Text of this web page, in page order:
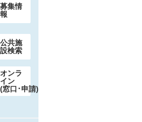
募集情
報
公共施
設検索
オンラ
イン
(窓口･申請)